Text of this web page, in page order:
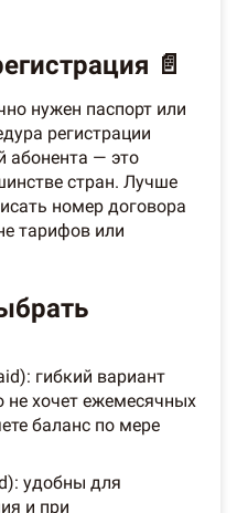
📄
нужен паспорт или
регистрации
абонента — это
стран. Лучше
номер договора
тарифов или
гибкий вариант
не хочет ежемесячных
баланс по мере
удобны для
и при